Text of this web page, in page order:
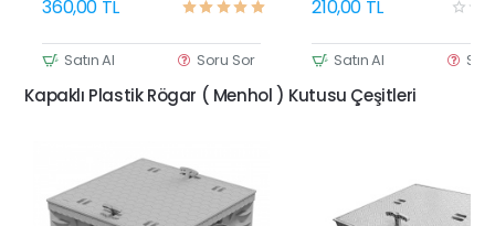
360,00 TL
Satın Al Soru Sor
210,00 TL
Satın Al
Kapaklı Plastik Rögar ( Menhol ) Kutusu Çeşitleri